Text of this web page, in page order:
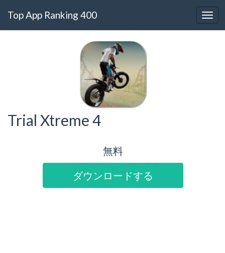
Top App Ranking 400
Trial Xtreme 4
無料
ダウンロードする